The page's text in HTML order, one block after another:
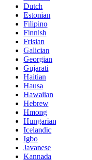
Dutch
Estonian
Filipino
Finnish
Frisian
Galician
Georgian
Gujarati
Haitian
Hausa
Hawaiian
Hebrew
Hmong
Hungarian
Icelandic
Igbo
Javanese
Kannada